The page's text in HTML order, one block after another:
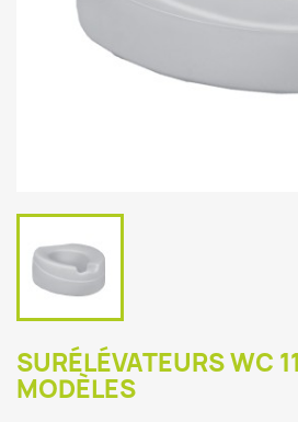
SURÉLÉVATEURS WC
MODÈLES